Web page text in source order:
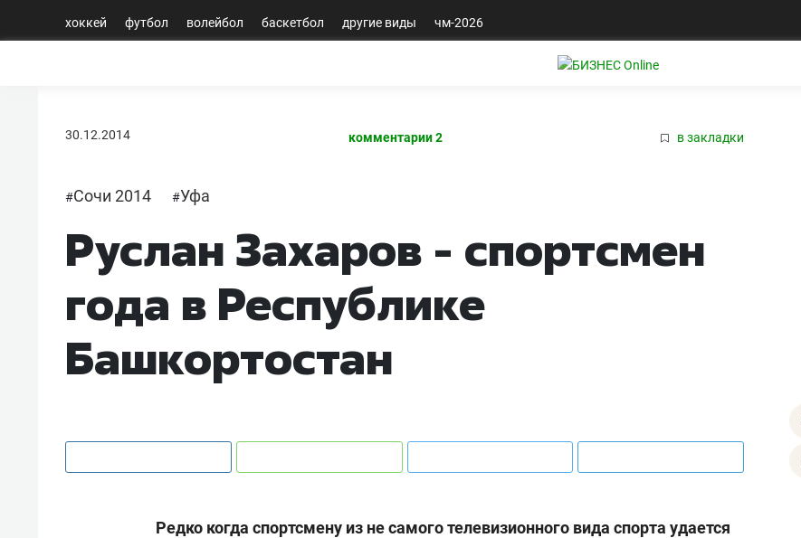
хоккей футбол волейбол баскетбол другие виды чм-2026
30.12.2014 комментарии 2 в закладки
#Сочи 2014 #Уфа
Руслан Захаров - спортсмен
года в Республике
Башкортостан
Редко когда спортсмену из не самого телевизионного вида спорта удается